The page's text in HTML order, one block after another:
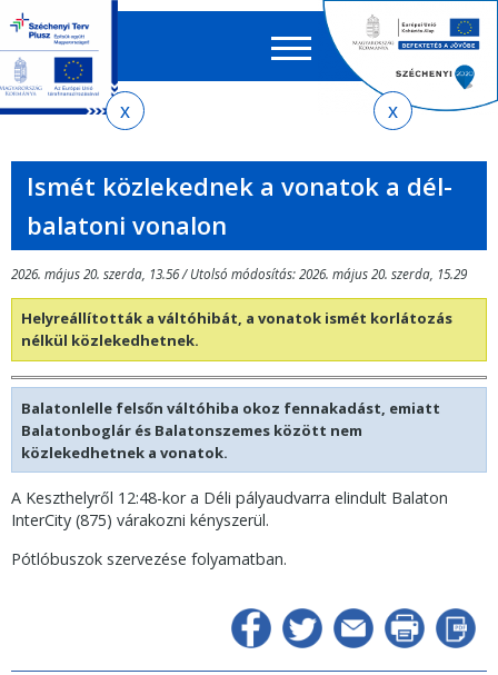
menetrendkeresőhöz
almenühöz
tartalomra
oldaltérképre
EN HU
űrlap
Ismét közlekednek a vonatok a dél-
balatoni vonalon
2026. május 20. szerda, 13.56 / Utolsó módosítás: 2026. május 20. szerda, 15.29
Helyreállították a váltóhibát, a vonatok ismét korlátozás
nélkül közlekedhetnek.
Balatonlelle felsőn váltóhiba okoz fennakadást, emiatt
Balatonboglár és Balatonszemes között nem
közlekedhetnek a vonatok.
A Keszthelyről 12:48-kor a Déli pályaudvarra elindult Balaton
InterCity (875) várakozni kényszerül.
Pótlóbuszok szervezése folyamatban.